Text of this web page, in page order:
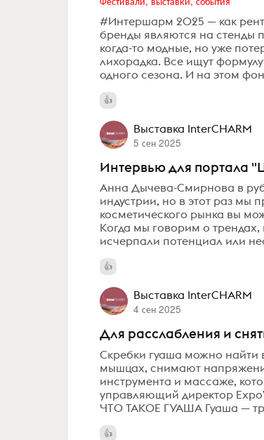
#Интершарм 2025 — как
бренды являются на стенды
когда-то модные, но уже
лихорадка. Все ищут
одного сезона. И на этом
Выставка InterCHARM
5 сен 2025
Интервью для портала
Анна Дычева-Смирнова в
индустрии, но в этот раз мы
косметического рынка вы
Когда мы говорим о
исчерпали потенциал или
Выставка InterCHARM
4 сен 2025
Для расслабления и
Скребки гуаша можно найти
мышцах, снимают
инструмента и массаже,
управляющий директор
ЧТО ТАКОЕ ГУАША Гуаша —